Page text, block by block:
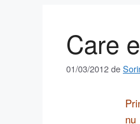
Care
01/03/2012de
nu